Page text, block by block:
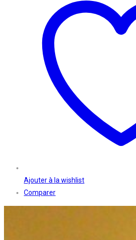
Ajouter à la wishlist
Comparer